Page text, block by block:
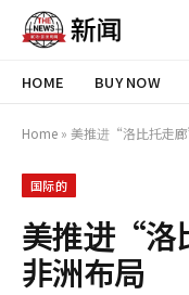
HOME BUY NOW
Home » 美推进“洛比托走
国际的
美推进“洛
非洲布局